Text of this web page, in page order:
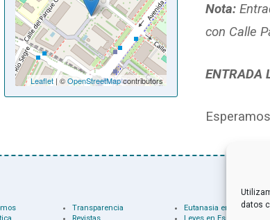
datos
Leaflet | ©OpenStreetMapcontributors
Nota:
con Calle
ENTRADA
Transparencia
Eutanasia en el mundo